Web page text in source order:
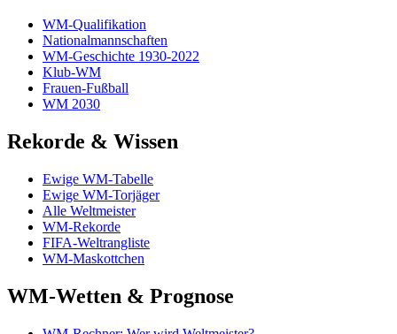
WM-Qualifikation
Nationalmannschaften
WM-Geschichte 1930-2022
Klub-WM
Frauen-Fußball
WM 2030
Rekorde & Wissen
Ewige WM-Tabelle
Ewige WM-Torjäger
Alle Weltmeister
WM-Rekorde
FIFA-Weltrangliste
WM-Maskottchen
WM-Wetten & Prognose